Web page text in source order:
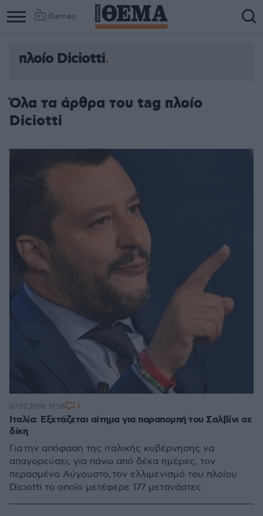
Games
πλοίο Diciotti
Όλα τα άρθρα του tag πλοίο
Diciotti
Ιταλία: Εξετάζεται αίτημα για παραπομπή του Σαλβίνι σε
δίκη
Για την απόφαση της ιταλικής κυβέρνησης να
απαγορεύσει, για πάνω από δέκα ημέρες, τον
περασμένο Αύγουστο, τον ελλιμενισμό του πλοίου
Diciotti το οποίο μετέφερε 177 μετανάστες
07.02.2019, 11:58 2